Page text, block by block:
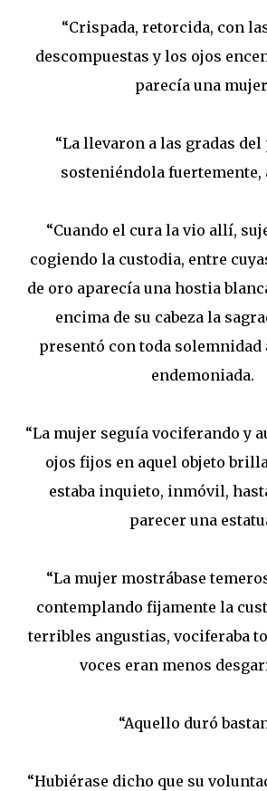
“Crispada, retorcida, con
descompuestas y los ojos
parecía una
“La llevaron a las gradas
sosteniéndola fuertemente,
“Cuando el cura la vio allí,
cogiendo la custodia, entre
de oro aparecía una hostia
encima de su cabeza la
presentó con toda solemnidad
endemoniada.
“La mujer seguía vociferando y
ojos fijos en aquel objeto
estaba inquieto, inmóvil,
parecer una
“La mujer mostrábase
contemplando fijamente la
terribles angustias, vociferaba
voces eran menos
“Aquello duró
“Hubiérase dicho que su